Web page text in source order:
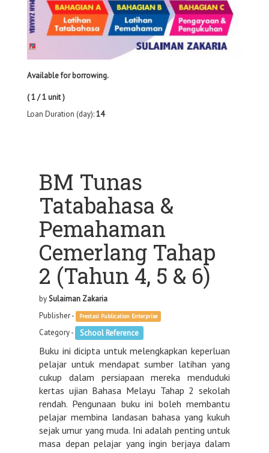
Available for borrowing.
( 1 / 1 unit )
Loan Duration (day):14
BM Tunas
Tatabahasa &
Pemahaman
Cemerlang Tahap
2 (Tahun 4, 5 & 6)
bySulaiman Zakaria
Publisher -
Prestasi Publication Enterprise
Category - School Reference
Buku ini dicipta untuk melengkapkan keperluan
pelajar untuk mendapat sumber latihan yang
cukup dalam persiapaan mereka menduduki
kertas ujian Bahasa Melayu Tahap 2 sekolah
rendah. Pengunaan buku ini boleh membantu
pelajar membina landasan bahasa yang kukuh
sejak umur yang muda. Ini adalah penting untuk
masa depan pelajar yang ingin berjaya dalam